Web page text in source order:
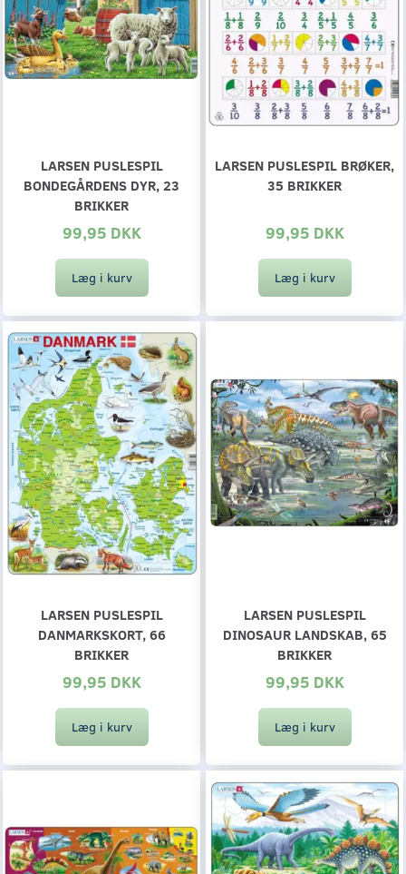
LARSEN PUSLESPIL
BONDEGÅRDENS DYR, 23
BRIKKER
99,95 DKK
Læg i kurv
LARSEN PUSLESPIL BRØKER,
35 BRIKKER
99,95 DKK
Læg i kurv
LARSEN PUSLESPIL
DANMARKSKORT, 66
BRIKKER
99,95 DKK
Læg i kurv
LARSEN PUSLESPIL
DINOSAUR LANDSKAB, 65
BRIKKER
99,95 DKK
Læg i kurv